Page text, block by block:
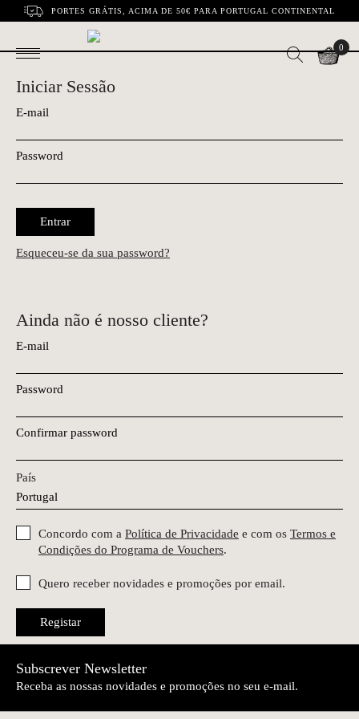
PORTES GRÁTIS, ACIMA DE 50€ PARA PORTUGAL CONTINENTAL
0
Iniciar Sessão
E-mail
Password
Entrar
Esqueceu-se da sua password?
Ainda não é nosso cliente?
E-mail
Password
Confirmar password
País
Concordo com a Política de Privacidade e com os Termos e
Condições do Programa de Vouchers.
Quero receber novidades e promoções por email.
Registar
Subscrever Newsletter
Receba as nossas novidades e promoções no seu e-mail.